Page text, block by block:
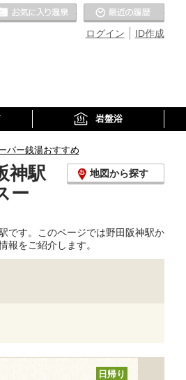
ID作成
ログイン
お気に入りの温泉
岩盤浴
パー銭湯おすすめ
神駅
ー
地図から探す
です。このページでは野田阪神駅か
報をご紹介します。
日帰り